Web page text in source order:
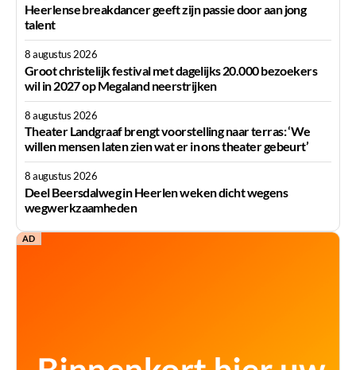
Heerlense breakdancer geeft zijn passie door aan jong
talent
8 augustus 2026
Groot christelijk festival met dagelijks 20.000 bezoekers
wil in 2027 op Megaland neerstrijken
8 augustus 2026
Theater Landgraaf brengt voorstelling naar terras: ‘We
willen mensen laten zien wat er in ons theater gebeurt’
8 augustus 2026
Deel Beersdalweg in Heerlen weken dicht wegens
wegwerkzaamheden
AD